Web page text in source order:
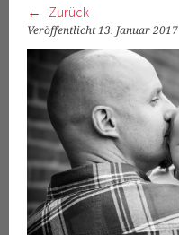
Zurück
Veröffentlicht13. Januar 2017